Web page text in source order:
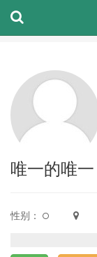
唯一的唯一
性别：